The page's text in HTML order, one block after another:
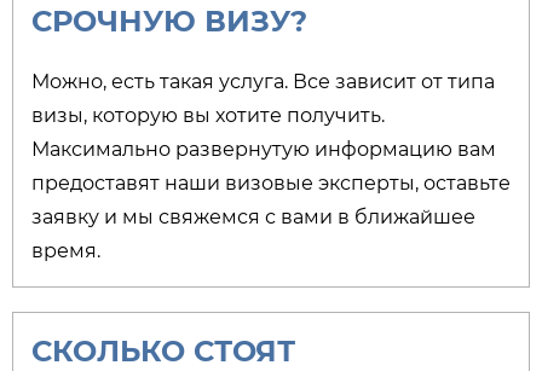
СРОЧНУЮ ВИЗУ?
Можно, есть такая услуга. Все зависит от типа
визы, которую вы хотите получить.
Максимально развернутую информацию вам
предоставят наши визовые эксперты, оставьте
заявку и мы свяжемся с вами в ближайшее
время.
СКОЛЬКО СТОЯТ